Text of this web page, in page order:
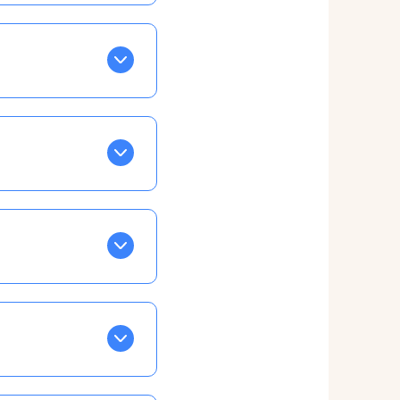
Tapez sur celle
EN VERT
la semaine, mais
ainsi vous
taux horaire
confirmations par
ce qui ne vous
à cet effet